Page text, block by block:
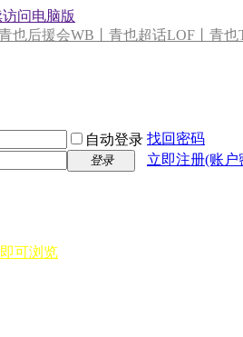
问电脑版
也后援会WB丨青也超话LOF丨青也
自动登录 找回密码
登录 立即注册(账
可浏览